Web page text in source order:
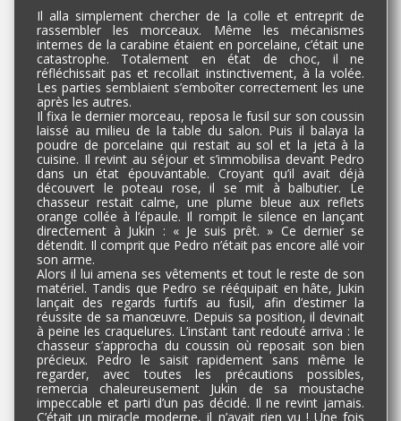
Il alla simplement chercher de la colle et entreprit de
rassembler les morceaux. Même les mécanismes
internes de la carabine étaient en porcelaine, c’était une
catastrophe. Totalement en état de choc, il ne
réfléchissait pas et recollait instinctivement, à la volée.
Les parties semblaient s’emboîter correctement les une
après les autres.
Il fixa le dernier morceau, reposa le fusil sur son coussin
laissé au milieu de la table du salon. Puis il balaya la
poudre de porcelaine qui restait au sol et la jeta à la
cuisine. Il revint au séjour et s’immobilisa devant Pedro
dans un état épouvantable. Croyant qu’il avait déjà
découvert le poteau rose, il se mit à balbutier. Le
chasseur restait calme, une plume bleue aux reflets
orange collée à l’épaule. Il rompit le silence en lançant
directement à Jukin : « Je suis prêt. » Ce dernier se
détendit. Il comprit que Pedro n’était pas encore allé voir
son arme.
Alors il lui amena ses vêtements et tout le reste de son
matériel. Tandis que Pedro se rééquipait en hâte, Jukin
lançait des regards furtifs au fusil, afin d’estimer la
réussite de sa manœuvre. Depuis sa position, il devinait
à peine les craquelures. L’instant tant redouté arriva : le
chasseur s’approcha du coussin où reposait son bien
précieux. Pedro le saisit rapidement sans même le
regarder, avec toutes les précautions possibles,
remercia chaleureusement Jukin de sa moustache
impeccable et parti d’un pas décidé. Il ne revint jamais.
C’était un miracle moderne, il n’avait rien vu ! Une fois